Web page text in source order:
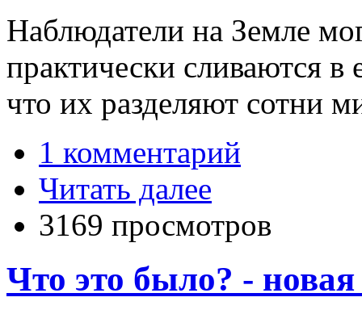
Наблюдатели на Земле
практически сливаются
что их разделяют сотни
1 комментарий
Читать далее
3169 просмотров
Что это было? - новая